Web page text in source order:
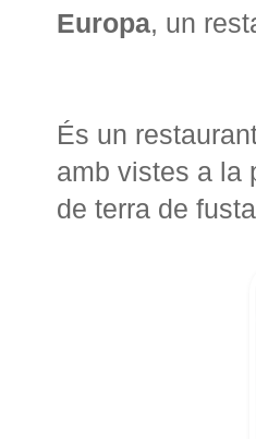
Europa, un
És un
amb vistes a la
de terra de